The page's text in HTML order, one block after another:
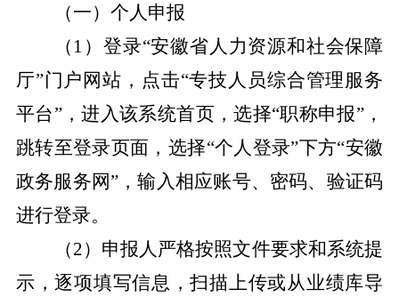
（一）个人申报
（ 1 ）登录“安徽省人力资源和社会保障
厅”门户网站，点击“专技人员综合管理服务
平台”，进入该系统首页，选择“职称申报”，
跳转至登录页面，选择“个人登录”下方“安徽
政务服务网” ，输入相应账号、密码、验证码
进行登录。
（2）申报人严格按照文件要求和系统提
示，逐项填写信息，扫描上传或从业绩库导